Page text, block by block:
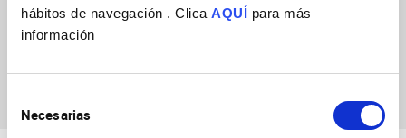
hábitos de navegación . Clica AQUÍ para más
información
Necesarias
Laura Mira Valdelvira